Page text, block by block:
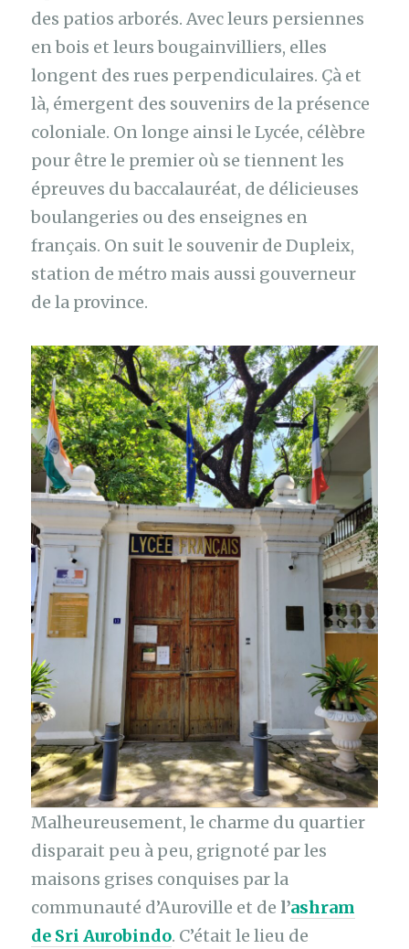
des patios arborés. Avec leurs persiennes
en bois et leurs bougainvilliers, elles
longent des rues perpendiculaires. Çà et
là, émergent des souvenirs de la présence
coloniale. On longe ainsi le Lycée, célèbre
pour être le premier où se tiennent les
épreuves du baccalauréat, de délicieuses
boulangeries ou des enseignes en
français. On suit le souvenir de Dupleix,
station de métro mais aussi gouverneur
de la province.
Malheureusement, le charme du quartier
disparait peu à peu, grignoté par les
maisons grises conquises par la
communauté d’Auroville et de l’ashram
de Sri Aurobindo. C’était le lieu de